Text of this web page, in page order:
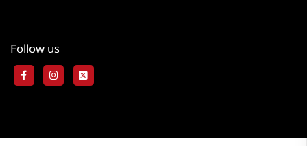
Follow us